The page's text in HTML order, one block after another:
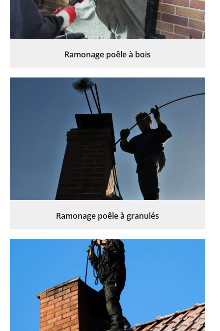
Ramonage poêle à bois
Ramonage poêle à granulés